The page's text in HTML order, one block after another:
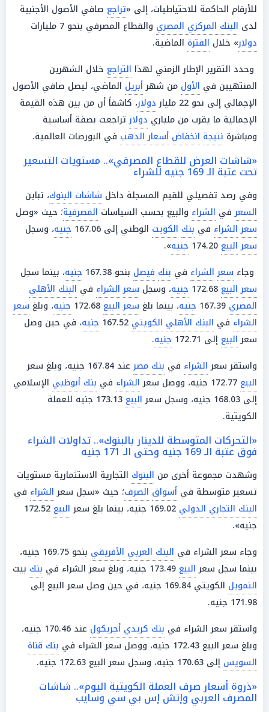
للأرقام الحاكمة للاحتياطيات، إلى «تراجع صافي الأصول الأجنبية
لدى البنك المركزي المصري والقطاع المصرفي بنحو 7 مليارات
دولار» خلال الفترة الماضية.
وحدد التقرير الإطار الزمني لهذا التراجع خلال الشهرين
المنتهيين في الأول من شهرأبريل الماضي، ليصل صافي الأصول
الإجمالي إلى نحو 22 مليار
دولار، كاشفاً أن من بين هذه القيمة
الإجمالية ما يقرب من ملياري دولارتراجعت بصفة أساسية
ومباشرة نتيجة انخفاض أسعار الذهب في البورصات العالمية.
«شاشات العرض للقطاع المصرفي».. مستويات التسعير
تحت عتبة الـ 169 جنيه للشراء
وفي رصد تفصيلي للقيم المسجلة داخل شاشات البنوك، تباين
السعرفي الشراء والبيع بحسب السياسات المصرفية؛ حيث «وصل
سعر الشراء في بنك الكويت الوطني إلى 167.06 جنيه، وسجل
سعر البيع جنيه».
وجاء سعر الشراء في بنك فيصل بنحو 167.38 جنيه، بينما سجل
سعر البيع جنيه، وسجل سعر الشراء في البنك الأهلي
المصري
جنيه، بينما بلغ سعر البيع جنيه، وبلغ سعر
الشراء في البنك الأهلي الكويتي جنيه، في حين وصل
سعرالبيعإلى 172.71 جنيه.
واستقر سعرالشراء في بنك مصرعند 167.84 جنيه، وبلغ سعر
البيع
الشراء في بنك أبوظبي الإسلامي
إلى 168.03 جنيه، وسجل سعر
البيع
173.13 جنيه للعملة
الكويتية.
«التحركات المتوسطة للدينار بالبنوك».. تداولات الشراء
فوق عتبة الـ 169 جنيه وحتى الـ 171 جنيه
وشهدت مجموعة أخرى من البنوك التجارية الاستثمارية مستويات
تسعير متوسطة في أسواق الصرف؛ حيث «سجل سعرالشراء في
البنك التجاري الدولي
البيع172.52
جنيه».
وجاء سعر الشراء في البنك العربي الأفريقي
بنحو 169.75 جنيه،
بينما سجل سعرالبيع بنك بيت
التمويل
الكويتي 169.84 جنيه، في حين وصل سعر البيع إلى
171.98 جنيه.
واستقر سعر الشراء في بنك كريدي أجريكول
عند 170.46 جنيه،
وبلغ سعر البيع 172.43 جنيه، ووصل سعر الشراء في
بنك قناة
السويس إلى 170.63 جنيه، وسجل سعر البيع 172.63 جنيه.
«ذروة أسعار صرف العملة الكويتية اليوم».. شاشات
المصرف العربي وإتش إس بي سي وسايب